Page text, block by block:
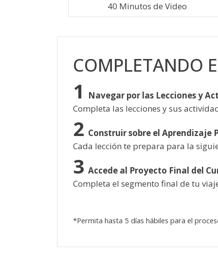
40 Minutos de Video
COMPLETANDO
Navegar por las Lecciones y
Completa las lecciones y sus
Construir sobre el Aprendizaje
Cada lección te prepara para la
Accede al Proyecto Final del
Completa el segmento final de tu
*Permita hasta 5 días hábiles para el